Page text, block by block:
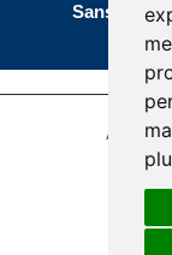
Sans frais :